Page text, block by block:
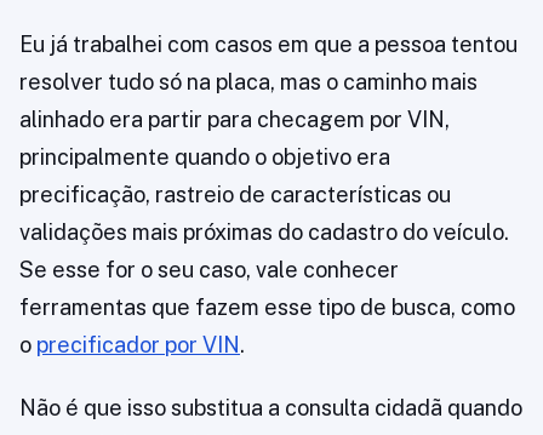
Eu já trabalhei com casos em que a pessoa tentou
resolver tudo só na placa, mas o caminho mais
alinhado era partir para checagem por VIN,
principalmente quando o objetivo era
precificação, rastreio de características ou
validações mais próximas do cadastro do veículo.
Se esse for o seu caso, vale conhecer
ferramentas que fazem esse tipo de busca, como
o precificador por VIN.
Não é que isso substitua a consulta cidadã quando